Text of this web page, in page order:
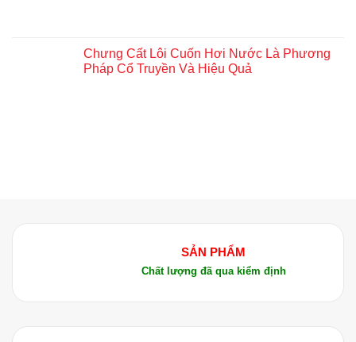
Chưng Cất Lôi Cuốn Hơi Nước Là Phương
Pháp Cổ Truyền Và Hiệu Quả
SẢN PHẨM
Chất lượng đã qua kiểm định